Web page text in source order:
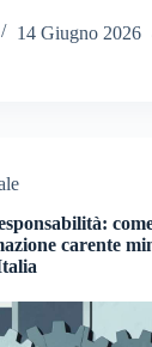
14 Giugno 2026
carente